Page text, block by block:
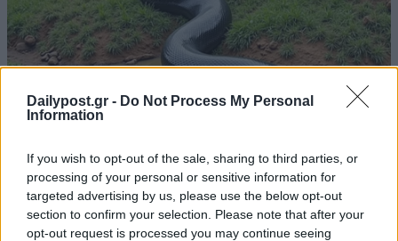
Dailypost.gr - Do Not Process My Personal
Information
If you wish to opt-out of the sale, sharing to third parties, or
processing of your personal or sensitive information for
targeted advertising by us, please use the below opt-out
section to confirm your selection. Please note that after your
opt-out request is processed you may continue seeing